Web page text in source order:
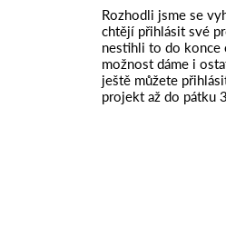
Rozhodli jsme se
chtějí přihlásit své
nestihli to do konce
možnost dáme i
ještě můžete
projekt až do pátku